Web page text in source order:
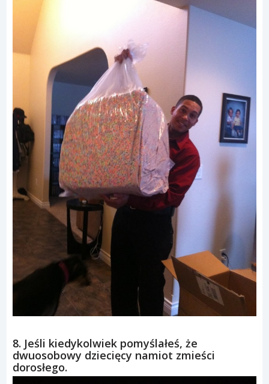
8. Jeśli kiedykolwiek pomyślałeś, że
dwuosobowy dziecięcy namiot zmieści
dorosłego.